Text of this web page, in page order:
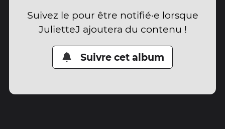
Suivez le pour être notifié·e lorsque
JulietteJ ajoutera du contenu !
Suivre cet album